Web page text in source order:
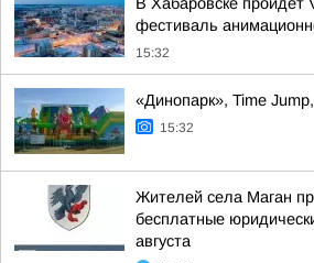
фестиваль
15:32
«Динопарк», Time
15:32
Жителей села Маган
бесплатные
августа